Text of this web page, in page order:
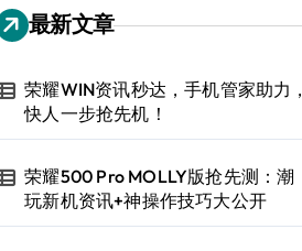
最新文章
荣耀WIN资讯秒达，手机管家助力，
快人一步抢先机！
荣耀500 Pro MOLLY版抢先测：潮
玩新机资讯+神操作技巧大公开